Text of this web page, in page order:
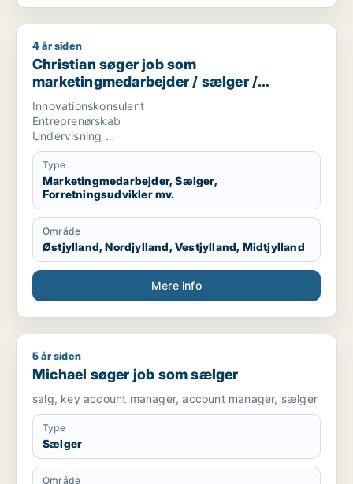
Christian søger job som marketingmedarbejder / sælger /
4 år siden
Christian søger job som
marketingmedarbejder / sælger /
forretningsudvikler / kreativ medarbejder
/ lærer
Innovationskonsulent
Entreprenørskab
Undervisning
Tekstskrivning
Type
Marketingmedarbejder, Sælger,
Forretningsudvikler mv.
Område
Østjylland, Nordjylland, Vestjylland, Midtjylland
Mere info
Michael søger job som sælger
5 år siden
Michael søger job som sælger
salg, key account manager, account manager, sælger
Type
Sælger
Område